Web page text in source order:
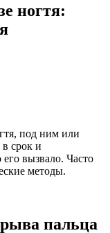
ногтя:
под ним или
срок и
вызвало. Часто
методы.
пальца